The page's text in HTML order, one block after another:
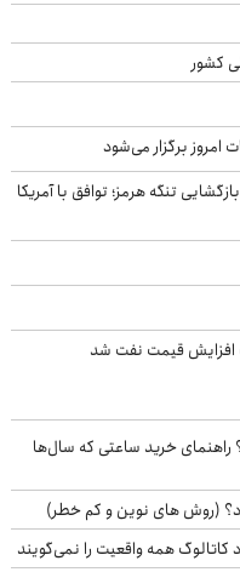
کشور
امروز برگزار می‌شود
تنگه هرمز؛ توافق با آمریکا
افزایش قیمت نفت شد
خرید ساعتی که سال‌ها
(روش های نوین و کم خطر)
همه واقعیت را نمی‌گویند